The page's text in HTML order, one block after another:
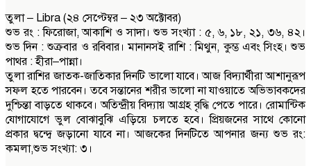
তুলা – Libra (২৪ সেপ্টেম্বর – ২৩ অক্টোবর)
শুভ রং : ফিরোজা, আকাশি ও সাদা। শুভ সংখ্যা : ৫, ৬, ১৮, ২১, ৩৬, ৪২।
শুভ দিন : শুক্রবার ও রবিবার। মানানসই রাশি : মিথুন, কুম্ভ এবং সিংহ। শুভ
পাথর : হীরা–পান্না।
তুলা রাশির জাতক-জাতিকার দিনটি ভালো যাবে। আজ বিদ্যার্থীরা আশানুরূপ
সফল হতে পারবেন। তবে সন্তানের শরীর ভালো না যাওয়াতে অভিভাবকদের
দুশ্চিন্তা বাড়তে থাকবে। অতিন্দ্রীয় বিদ্যায় আগ্রহ বৃদ্ধি পেতে পারে। রোমান্টিক
যোগাযোগে ভুল বোঝাবুঝি এড়িয়ে চলতে হবে। প্রিয়জনের সাথে কোনো
প্রকার দ্বন্দ্বে জড়ানো যাবে না। আজকের দিনটিতে আপনার জন্য শুভ রং:
কমলা,শুভ সংখ্যা: ৩।